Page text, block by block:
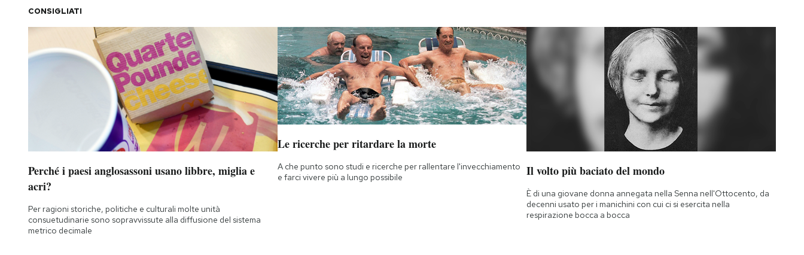
CONSIGLIATI
Perché i paesi anglosassoni usano libbre, miglia e
acri?
Per ragioni storiche, politiche e culturali molte unità
consuetudinarie sono sopravvissute alla diffusione del sistema
metrico decimale
Le ricerche per ritardare la morte
A che punto sono studi e ricerche per rallentare l'invecchiamento
e farci vivere più a lungo possibile
Il volto più baciato del mondo
È di una giovane donna annegata nella Senna nell'Ottocento, da
decenni usato per i manichini con cui ci si esercita nella
respirazione bocca a bocca